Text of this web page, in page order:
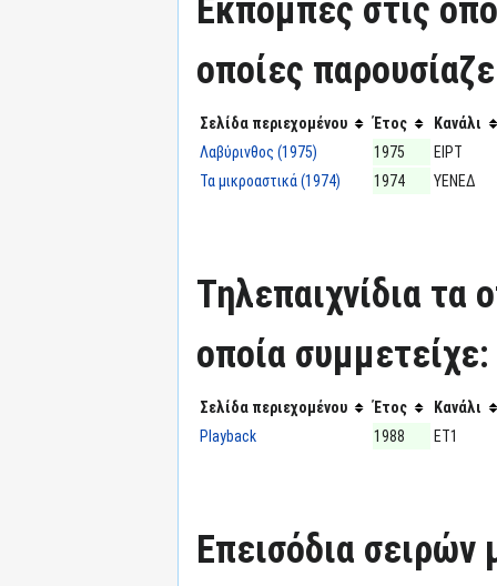
Εκπομπές στις
οποίες
Σελίδα περιεχομένου Έτος
Κανάλι
Λαβύρινθος (1975)
1975
ΕΙΡΤ
Τα μικροαστικά (1974)
1974 ΥΕΝΕΔ
Τηλεπαιχνίδια τα
οποία συμμετείχε:
Σελίδα περιεχομένου Έτος
Κανάλι
Playback
1988 ΕΤ1
Επεισόδια